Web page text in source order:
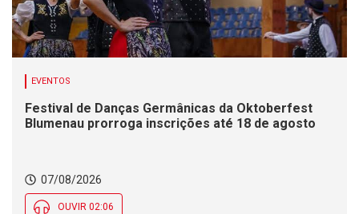
EVENTOS
Festival de Danças Germânicas da Oktoberfest
Blumenau prorroga inscrições até 18 de agosto
07/08/2026
OUVIR 02:06